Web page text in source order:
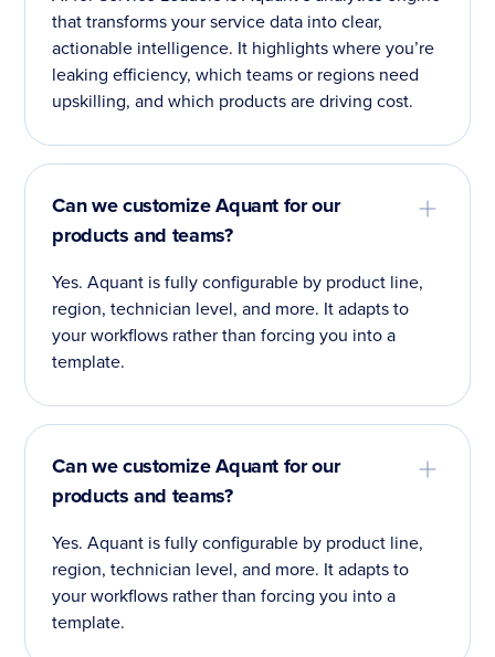
that transforms your service data into clear,
actionable intelligence. It highlights where you’re
leaking efficiency, which teams or regions need
upskilling, and which products are driving cost.
Can we customize Aquant for our
products and teams?
Yes. Aquant is fully configurable by product line,
region, technician level, and more. It adapts to
your workflows rather than forcing you into a
template.
Can we customize Aquant for our
products and teams?
Yes. Aquant is fully configurable by product line,
region, technician level, and more. It adapts to
your workflows rather than forcing you into a
template.